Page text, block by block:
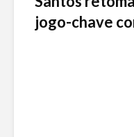
jogo-chave